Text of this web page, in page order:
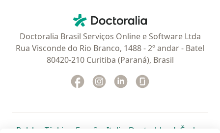
Doctoralia - Homepage
Doctoralia Brasil Serviços Online e Software Ltda
Rua Visconde do Rio Branco, 1488 - 2º andar - Batel
80420-210 Curitiba (Paraná), Brasil
Facebook
abre num novo separador
Instagram
abre num novo separador
Linkedin
abre num novo
Polska abre num novo separador
Türkiye abre num novo separador
España abre num novo separador
Italia abre num novo
Deutschlandabre num
Česko